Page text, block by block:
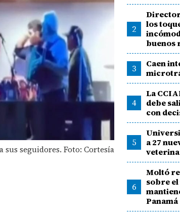
seguidores. Foto: Cortesía
2
Director
los
buenos
3
Caen
4
La
debe
con
5
a 27
6
Moltó
sobre el
Panamá